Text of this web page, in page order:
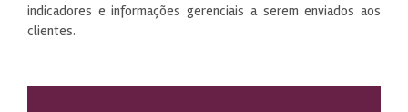
indicadores e informações gerenciais a serem enviados aos
clientes.